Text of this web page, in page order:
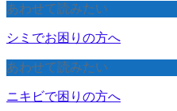
あわせて読みたい
シミでお困りの方へ
あわせて読みたい
ニキビで困りの方へ